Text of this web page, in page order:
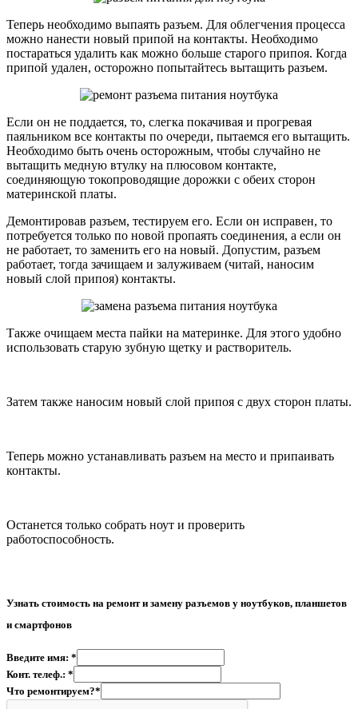
Теперь необходимо выпаять разъем. Для облегчения процесса
можно нанести новый припой на контакты. Необходимо
постараться удалить как можно больше старого припоя. Когда
припой удален, осторожно попытайтесь вытащить разъем.
Если он не поддается, то, слегка покачивая и прогревая
паяльником все контакты по очереди, пытаемся его вытащить.
Необходимо быть очень осторожным, чтобы случайно не
вытащить медную втулку на плюсовом контакте,
соединяющую токопроводящие дорожки с обеих сторон
материнской платы.
Демонтировав разъем, тестируем его. Если он исправен, то
потребуется только по новой пропаять соединения, а если он
не работает, то заменить его на новый. Допустим, разъем
работает, тогда зачищаем и залуживаем (читай, наносим
новый слой припоя) контакты.
Также очищаем места пайки на материнке. Для этого удобно
использовать старую зубную щетку и растворитель.
Затем также наносим новый слой припоя с двух сторон платы.
Теперь можно устанавливать разъем на место и припаивать
контакты.
Останется только собрать ноут и проверить
работоспособность.
Узнать стоимость на ремонт и замену разъемов у ноутбуков, планшетов
и смартфонов
Введите имя: *
Конт. телеф.: *
Что ремонтируем?*